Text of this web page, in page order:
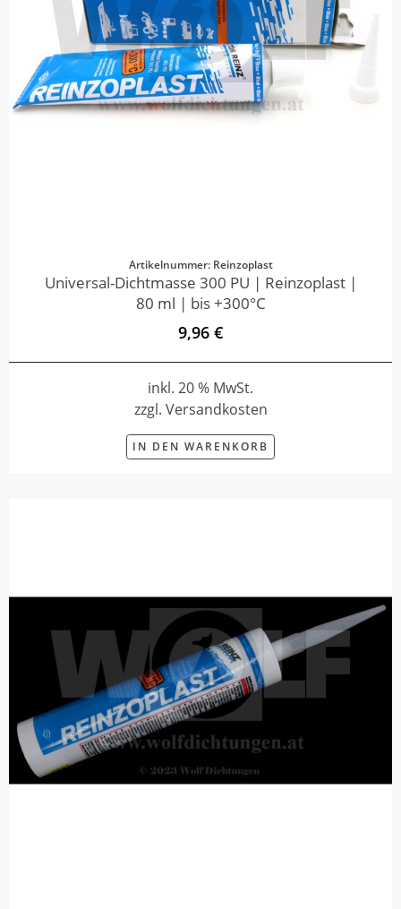
Artikelnummer: Reinzoplast
Universal-Dichtmasse 300 PU | Reinzoplast |
80 ml | bis +300°C
9,96 €
inkl. 20 % MwSt.
zzgl. Versandkosten
IN DEN WARENKORB